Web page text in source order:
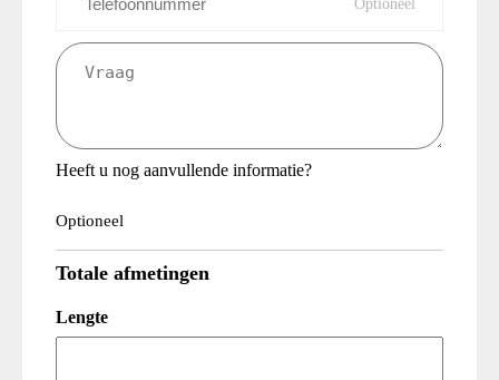
Vraag
(Vereist)
Heeft u nog aanvullende informatie?
Optioneel
Totale afmetingen
Lengte